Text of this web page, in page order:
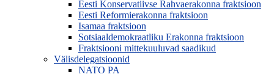
Eesti Konservatiivse Rahvaerakonna fraktsioon
Eesti Reformierakonna fraktsioon
Isamaa fraktsioon
Sotsiaaldemokraatliku Erakonna fraktsioon
Fraktsiooni mittekuuluvad saadikud
Välisdelegatsioonid
NATO PA